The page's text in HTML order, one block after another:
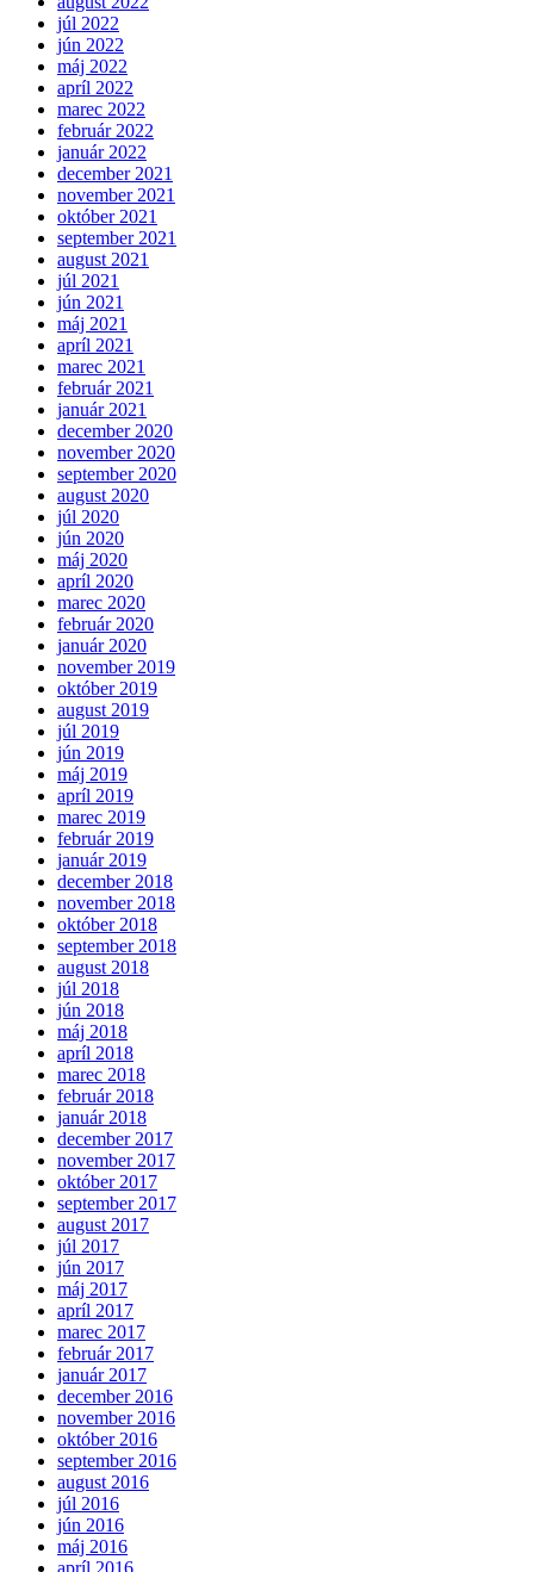
júl 2022
jún 2022
máj 2022
apríl 2022
marec 2022
február 2022
január 2022
december 2021
november 2021
október 2021
september 2021
august 2021
júl 2021
jún 2021
máj 2021
apríl 2021
marec 2021
február 2021
január 2021
december 2020
november 2020
september 2020
august 2020
júl 2020
jún 2020
máj 2020
apríl 2020
marec 2020
február 2020
január 2020
november 2019
október 2019
august 2019
júl 2019
jún 2019
máj 2019
apríl 2019
marec 2019
február 2019
január 2019
december 2018
november 2018
október 2018
september 2018
august 2018
júl 2018
jún 2018
máj 2018
apríl 2018
marec 2018
február 2018
január 2018
december 2017
november 2017
október 2017
september 2017
august 2017
júl 2017
jún 2017
máj 2017
apríl 2017
marec 2017
február 2017
január 2017
december 2016
november 2016
október 2016
september 2016
august 2016
júl 2016
jún 2016
máj 2016